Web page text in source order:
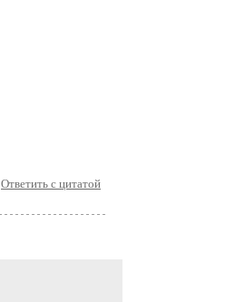
Ответить с цитатой